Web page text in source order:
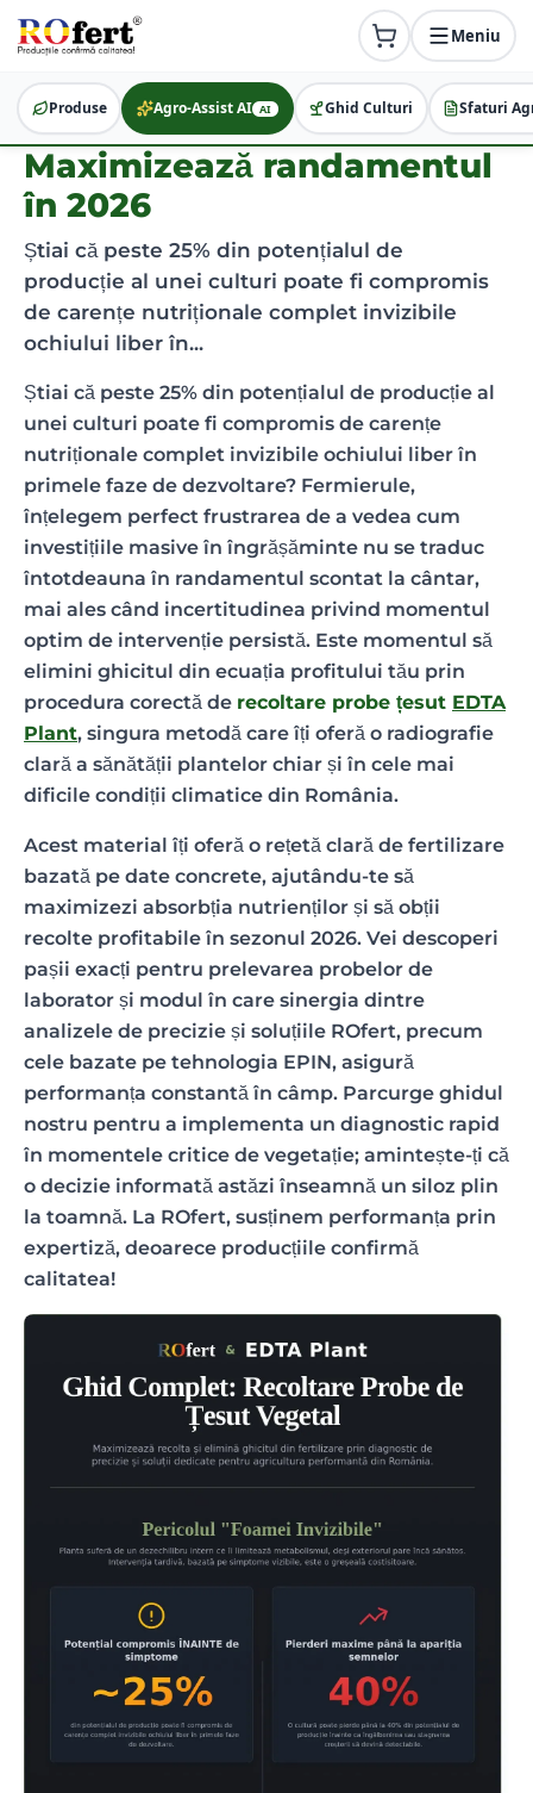
Ghid de recoltare probe
țesut vegetal pentru
laboratorul EDTA Plant:
Maximizează randamentul
în 2026
Știai că peste 25% din potențialul de
producție al unei culturi poate fi compromis
de carențe nutriționale complet invizibile
ochiului liber în...
Știai că peste 25% din potențialul de producție al
unei culturi poate fi compromis de carențe
nutriționale complet invizibile ochiului liber în
primele faze de dezvoltare? Fermierule,
înțelegem perfect frustrarea de a vedea cum
investițiile masive în îngrășăminte nu se traduc
întotdeauna în randamentul scontat la cântar,
mai ales când incertitudinea privind momentul
optim de intervenție persistă. Este momentul să
elimini ghicitul din ecuația profitului tău prin
procedura corectă de recoltare probe țesut EDTA
Plant, singura metodă care îți oferă o radiografie
clară a sănătății plantelor chiar și în cele mai
dificile condiții climatice din România.
Acest material îți oferă o rețetă clară de fertilizare
bazată pe date concrete, ajutându-te să
maximizezi absorbția nutrienților și să obții
recolte profitabile în sezonul 2026. Vei descoperi
pașii exacți pentru prelevarea probelor de
laborator și modul în care sinergia dintre
analizele de precizie și soluțiile ROfert, precum
cele bazate pe tehnologia EPIN, asigură
performanța constantă în câmp. Parcurge ghidul
nostru pentru a implementa un diagnostic rapid
în momentele critice de vegetație; amintește-ți că
o decizie informată astăzi înseamnă un siloz plin
la toamnă. La ROfert, susținem performanța prin
expertiză, deoarece producțiile confirmă
calitatea!
Meniu
Produse Agro-Assist AI AI Ghid Culturi Sfaturi